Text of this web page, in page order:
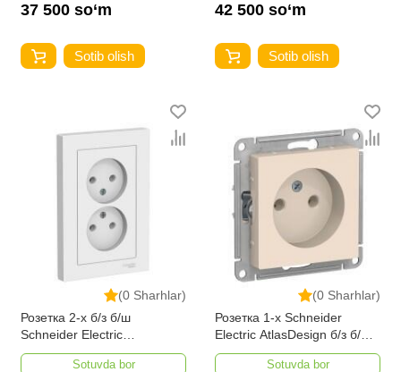
37 500 so‘m
Sotib olish
42 500 so‘m
Sotib olish
(0 Sharhlar)
Розетка 2-х б/з б/ш
Schneider Electric
AtlasDesign
Sotuvda bor
(0 Sharhlar)
Розетка 1-х Schneider
Electric AtlasDesign б/з б/ш
бежевая
Sotuvda bor